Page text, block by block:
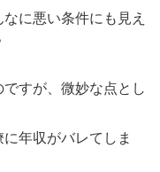
に悪い条件にも見え
すが、微妙な点とし
年収がバレてしま